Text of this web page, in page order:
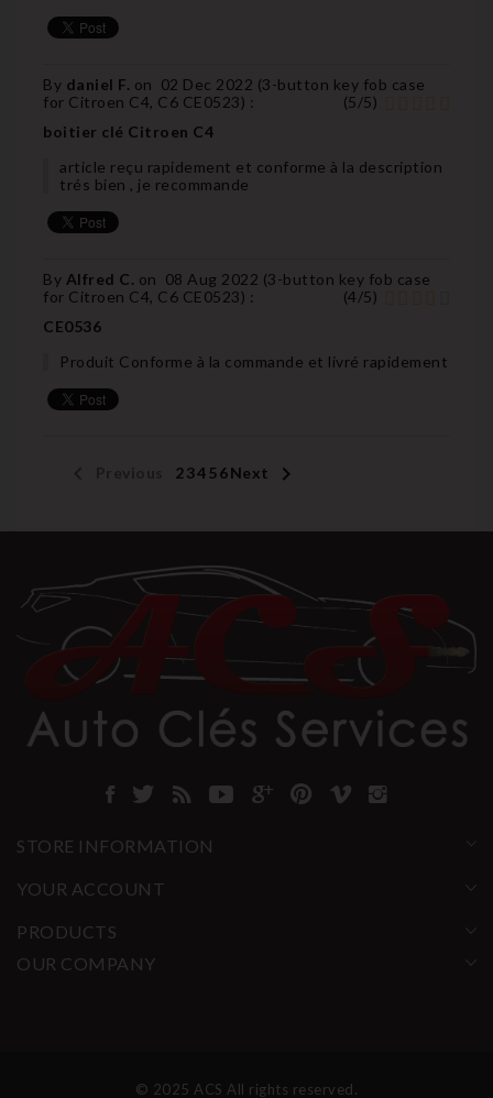
By daniel F. on 02 Dec 2022 (3-button key fob case
for Citroen C4, C6 CE0523) : (5/5)
boitier clé Citroen C4
article reçu rapidement et conforme à la description
trés bien , je recommande
By Alfred C. on 08 Aug 2022 (3-button key fob case
for Citroen C4, C6 CE0523) : (4/5)
CE0536
Produit Conforme à la commande et livré rapidement
234 56Next 
STORE INFORMATION
YOUR ACCOUNT
PRODUCTS
OUR COMPANY
© 2025 ACS All rights reserved.